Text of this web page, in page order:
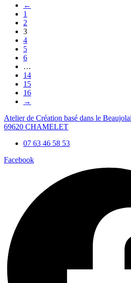
←
1
2
3
4
5
6
…
14
15
16
→
Atelier de Création basé dans le
69620 CHAMELET
07 63 46 58 53
Facebook